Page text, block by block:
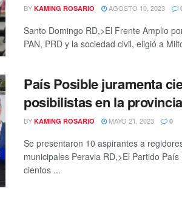
BY KAMING ROSARIO AGOSTO 10, 2023
Santo Domingo RD,>El Frente Amplio
PAN, PRD y la sociedad civil, eligió a
País Posible juramenta
posibilistas en la
BY KAMING ROSARIO MAYO 21, 2023 0
Se presentaron 10 aspirantes a
municipales Peravia RD,>El Partido
cientos ...